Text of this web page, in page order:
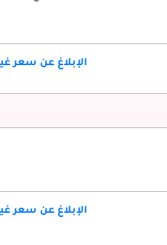
الإبلاغ عن سعر
الإبلاغ عن سعر